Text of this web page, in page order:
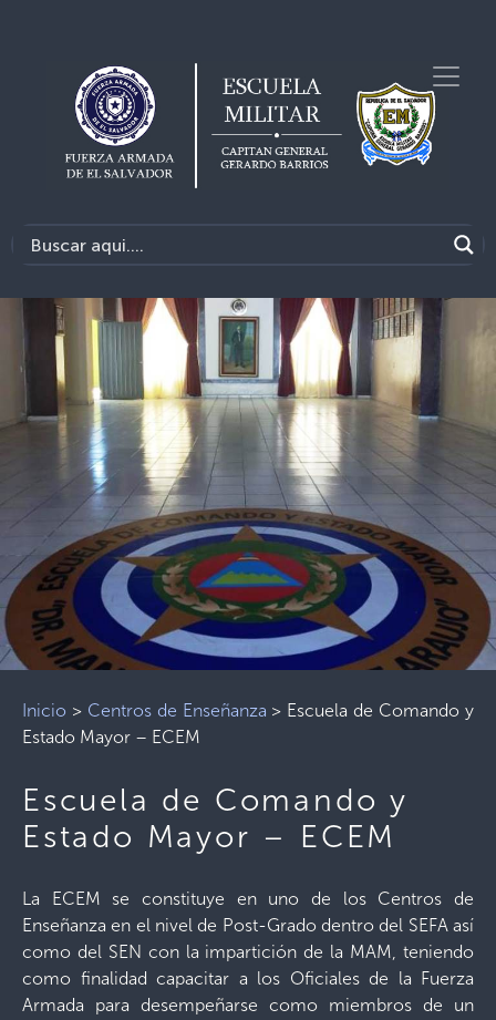
Inicio > Centros de Enseñanza > Escuela de Comando y
Estado Mayor – ECEM
Escuela de Comando y
Estado Mayor – ECEM
La ECEM se constituye en uno de los Centros de
Enseñanza en el nivel de Post-Grado dentro del SEFA así
como del SEN con la impartición de la MAM, teniendo
como finalidad capacitar a los Oficiales de la Fuerza
Armada para desempeñarse como miembros de un